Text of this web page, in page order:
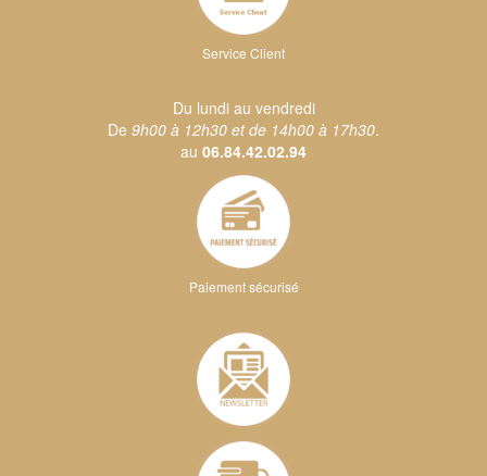
Service Client
Du lundi au vendredi
De 9h00 à 12h30 et de 14h00 à 17h30.
au 06.84.42.02.94
Paiement sécurisé